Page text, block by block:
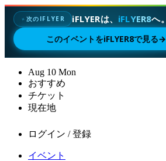
✦ 次のIFLYER iFLYERは、 iFLYER8へ。
このイベントをiFLYER8で見る→
Aug 10 Mon
おすすめ
チケット
現在地
ログイン / 登録
イベント